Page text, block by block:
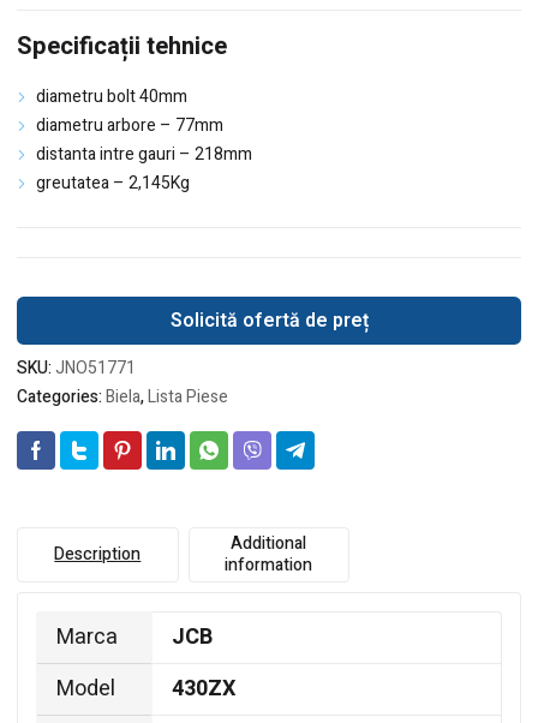
Specificații tehnice
diametru bolt 40mm
diametru arbore – 77mm
distanta intre gauri – 218mm
greutatea – 2,145Kg
Solicită ofertă de preț
SKU:JNO51771
Categories:Biela,Lista Piese
Description
Additional
information
Marca
JCB
Model
430ZX